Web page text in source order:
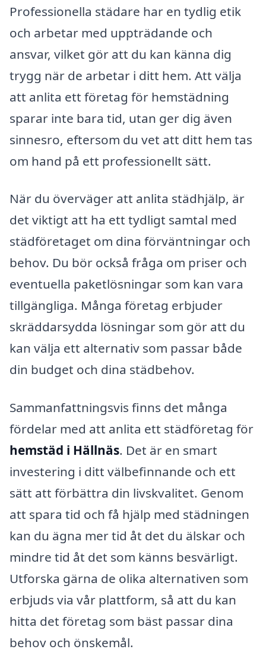
Professionella städare har en tydlig etik
och arbetar med uppträdande och
ansvar, vilket gör att du kan känna dig
trygg när de arbetar i ditt hem. Att välja
att anlita ett företag för hemstädning
sparar inte bara tid, utan ger dig även
sinnesro, eftersom du vet att ditt hem tas
om hand på ett professionellt sätt.
När du överväger att anlita städhjälp, är
det viktigt att ha ett tydligt samtal med
städföretaget om dina förväntningar och
behov. Du bör också fråga om priser och
eventuella paketlösningar som kan vara
tillgängliga. Många företag erbjuder
skräddarsydda lösningar som gör att du
kan välja ett alternativ som passar både
din budget och dina städbehov.
Sammanfattningsvis finns det många
fördelar med att anlita ett städföretag för
hemstäd i Hällnäs. Det är en smart
investering i ditt välbefinnande och ett
sätt att förbättra din livskvalitet. Genom
att spara tid och få hjälp med städningen
kan du ägna mer tid åt det du älskar och
mindre tid åt det som känns besvärligt.
Utforska gärna de olika alternativen som
erbjuds via vår plattform, så att du kan
hitta det företag som bäst passar dina
behov och önskemål.